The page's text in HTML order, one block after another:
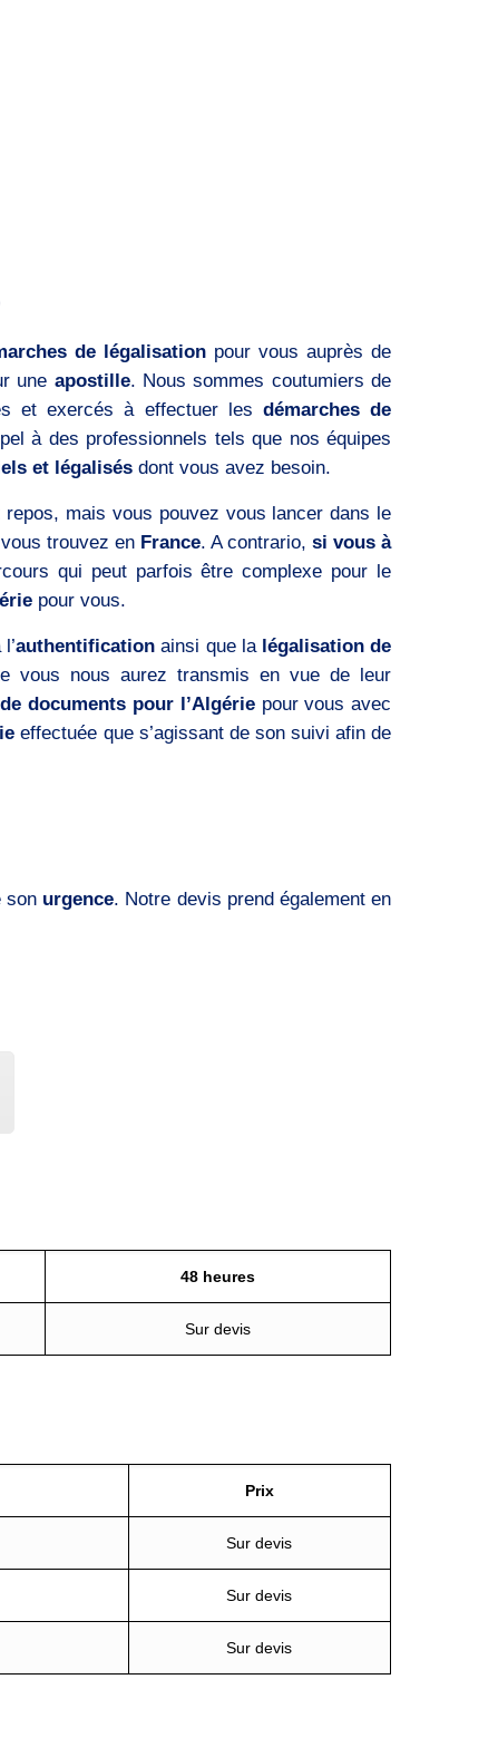
de légalisation pour vous auprès de
une apostille. Nous sommes coutumiers de
et exercés à effectuer lesdémarches de
à des professionnels tels que nos équipes
et légalisésdont vous avez besoin.
mais vous pouvez vous lancer dans le
trouvez en France. A contrario,si vous à
qui peut parfois être complexe pour le
pour vous.
authentification ainsi que la légalisation de
vous nous aurez transmis en vue de leur
documents pour l’Algériepour vous avec
effectuée que s’agissant de son suivi afin de
son urgence. Notre devis prend également en
48 heures
Sur devis
Prix
Sur devis
Sur devis
Sur devis